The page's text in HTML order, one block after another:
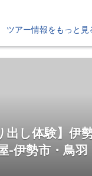
ツアー情報をもっと見
出し体験】
勢市・鳥羽